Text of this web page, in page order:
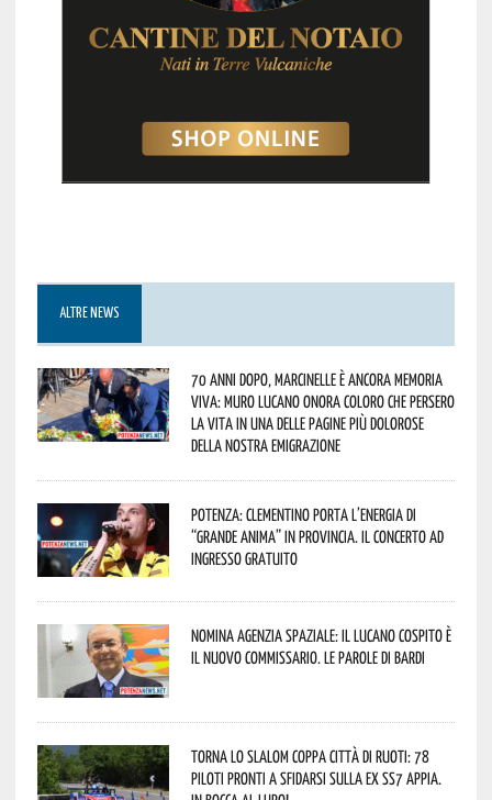
ALTRE NEWS
70 anni dopo, Marcinelle è ancora memoria
viva: Muro Lucano onora coloro che persero
la vita in una delle pagine più dolorose
della nostra emigrazione
Potenza: Clementino porta l’energia di
“Grande Anima” in provincia. Il concerto ad
ingresso gratuito
Nomina Agenzia Spaziale: il lucano Cospito è
il nuovo commissario. Le parole di Bardi
Torna lo Slalom Coppa Città di Ruoti: 78
piloti pronti a sfidarsi sulla ex SS7 Appia.